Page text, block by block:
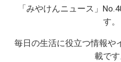
「みやけんニュース」
す。
毎日の生活に役立つ情報や
載です